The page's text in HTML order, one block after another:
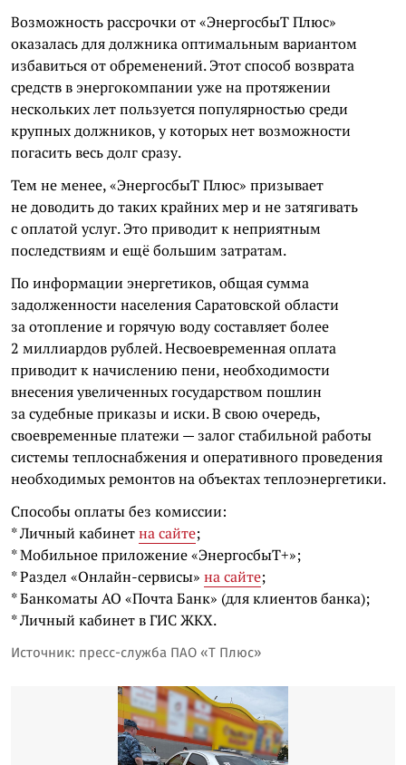
Возможность рассрочки от «ЭнергосбыТ Плюс»
оказалась для должника оптимальным вариантом
избавиться от обременений. Этот способ возврата
средств в энергокомпании уже на протяжении
нескольких лет пользуется популярностью среди
крупных должников, у которых нет возможности
погасить весь долг сразу.
Тем не менее, «ЭнергосбыТ Плюс» призывает
не доводить до таких крайних мер и не затягивать
с оплатой услуг. Это приводит к неприятным
последствиям и ещё большим затратам.
По информации энергетиков, общая сумма
задолженности населения Саратовской области
за отопление и горячую воду составляет более
2 миллиардов рублей. Несвоевременная оплата
приводит к начислению пени, необходимости
внесения увеличенных государством пошлин
за судебные приказы и иски. В свою очередь,
своевременные платежи — залог стабильной работы
системы теплоснабжения и оперативного проведения
необходимых ремонтов на объектах теплоэнергетики.
Способы оплаты без комиссии:
* Личный кабинетна сайте;
* Мобильное приложение «ЭнергосбыТ+»;
* Раздел «Онлайн-сервисы» на сайте;
* Банкоматы АО «Почта Банк» (для клиентов банка);
* Личный кабинет в ГИС ЖКХ.
Источник: пресс-служба ПАО «Т Плюс»